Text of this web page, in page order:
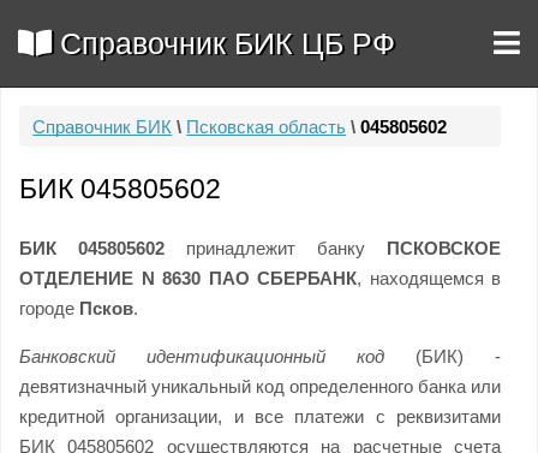
Справочник БИК ЦБ РФ
Справочник БИК \ Псковская область \ 045805602
БИК 045805602
БИК 045805602 принадлежит банку ПСКОВСКОЕ
ОТДЕЛЕНИЕ N 8630 ПАО СБЕРБАНК, находящемся в
городе Псков.
Банковский идентификационный код (БИК) -
девятизначный уникальный код определенного банка или
кредитной организации, и все платежи с реквизитами
БИК 045805602 осуществляются на расчетные счета